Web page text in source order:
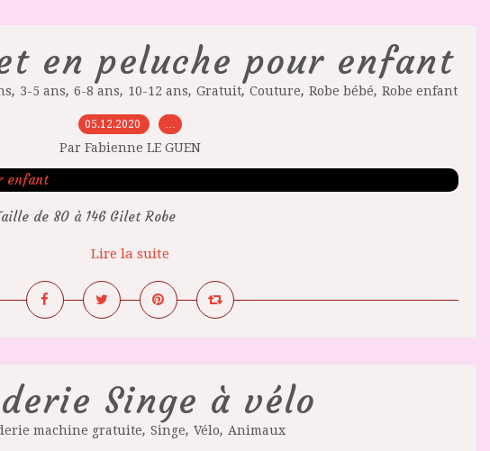
en peluche pour enfant
, 3-5 ans, 6-8 ans, 10-12 ans, Gratuit, Couture, Robe bébé, Robe enfant
05.12.2020 …
Par Fabienne LE GUEN
de 80 à 146 Gilet Robe
Lire la suite
Singe à vélo
machine gratuite, Singe, Vélo, Animaux